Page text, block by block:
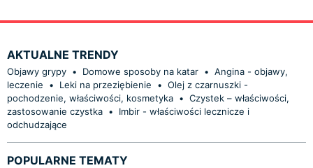
AKTUALNE TRENDY
Objawy grypy • Domowe sposoby na katar • Angina - objawy,
leczenie
• Leki na przeziębienie • Olej z czarnuszki -
pochodzenie, właściwości, kosmetyka • Czystek – właściwości,
zastosowanie czystka •
Imbir - właściwości lecznicze i
odchudzające
POPULARNE TEMATY